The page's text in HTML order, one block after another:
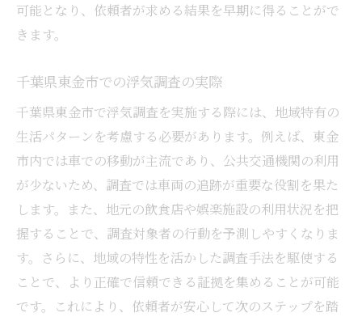
可能となり、依頼者が求める結果を早期に得ることがで
きます。
千葉県東金市での浮気調査の実際
千葉県東金市で浮気調査を実施する際には、地域特有の
生活パターンを考慮する必要があります。例えば、東金
市内では車での移動が主流であり、公共交通機関の利用
が少ないため、調査では車両の追跡が重要な役割を果た
します。また、地元の飲食店や娯楽施設の利用状況を把
握することで、調査対象者の行動を予測しやすくなりま
す。さらに、地域の特性を活かした調査手法を駆使する
ことで、より正確で信頼できる証拠を集めることが可能
です。これにより、依頼者が安心して次のステップを踏